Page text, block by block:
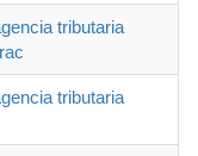
tributaria
tributaria